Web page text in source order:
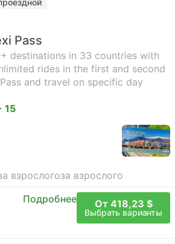
Pass
destinations in 33 countries with
rides in the first and second
and travel on specific day
15
взрослогоза взрослого
Подробнее От 418,23 $
Выбрать варианты